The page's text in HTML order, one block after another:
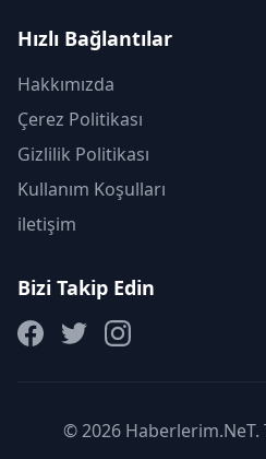
Hızlı Bağlantılar
Hakkımızda
Çerez Politikası
Gizlilik Politikası
Kullanım Koşulları
iletişim
Bizi Takip Edin
© 2026 Haberlerim.NeT.